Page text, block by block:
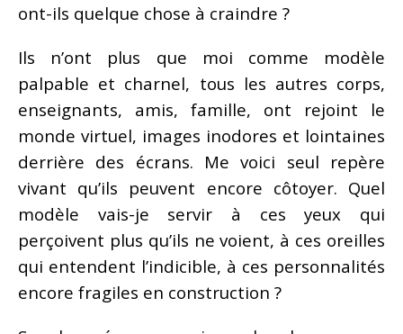
ont-ils quelque chose à craindre ?
Ils n’ont plus que moi comme modèle
palpable et charnel, tous les autres corps,
enseignants, amis, famille, ont rejoint le
monde virtuel, images inodores et lointaines
derrière des écrans. Me voici seul repère
vivant qu’ils peuvent encore côtoyer. Quel
modèle vais-je servir à ces yeux qui
perçoivent plus qu’ils ne voient, à ces oreilles
qui entendent l’indicible, à ces personnalités
encore fragiles en construction ?